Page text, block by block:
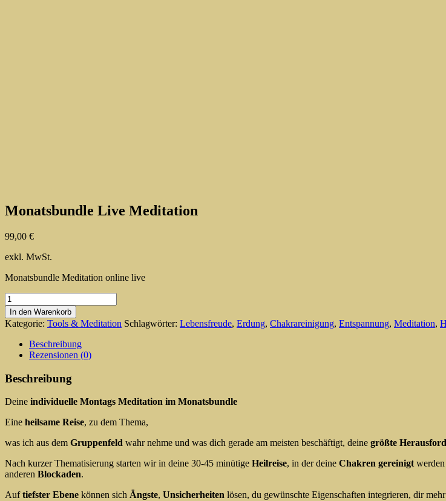
Monatsbundle Live Meditation
99,00 €
exkl. MwSt.
Monatsbundle Meditation online live
Monatsbundle
Live
Meditation
Menge
In den Warenkorb
Kategorie: Tools & Meditation Schlagwörter: Lebensfreude, Erdung, Chakrareinigung, Entspannung, Meditation,
Beschreibung
Rezensionen (0)
Beschreibung
Deine individuelle Montags Meditation im Monatsbundle
Eine heilsame Reise, zu dem Thema,
was ich aus dem Gruppenfeld wahr nehme und was dich gerade am meisten beschäftigt, deine größte
Nach kurzer Thematisierung starten wir in deine 30-45 minütige Heilreise, in der deine Chakren gereinigt
anderen Blockaden.
Auftiefster Ebene können sich Ängste, Unsicherheiten lösen, du gewünschte Eigenschaften integrieren, dir